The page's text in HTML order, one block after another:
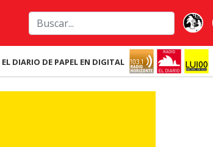
EL DIARIO DE PAPEL EN DIGITAL